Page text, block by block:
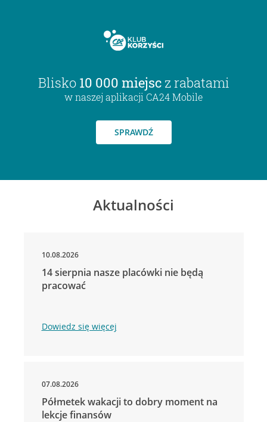
Blisko 10 000 miejsc z rabatami
w naszej aplikacji CA24 Mobile
SPRAWDŹ
Aktualności
10.08.2026
14 sierpnia nasze placówki nie będą
pracować
Dowiedz się więcej
07.08.2026
Półmetek wakacji to dobry moment na
lekcje finansów